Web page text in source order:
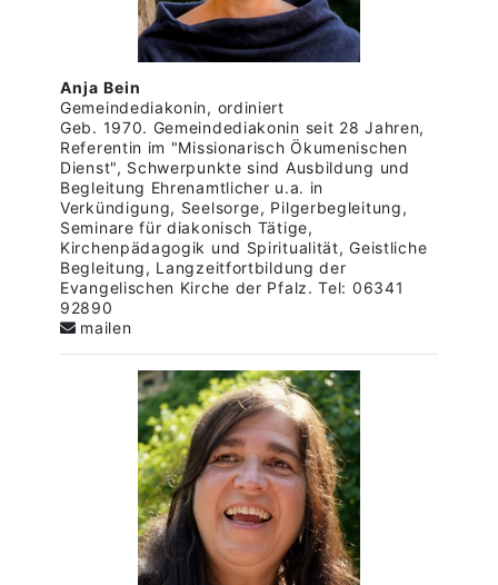
Anja Bein
Gemeindediakonin, ordiniert
Geb. 1970. Gemeindediakonin seit 28 Jahren,
Referentin im "Missionarisch Ökumenischen
Dienst", Schwerpunkte sind Ausbildung und
Begleitung Ehrenamtlicher u.a. in
Verkündigung, Seelsorge, Pilgerbegleitung,
Seminare für diakonisch Tätige,
Kirchenpädagogik und Spiritualität, Geistliche
Begleitung, Langzeitfortbildung der
Evangelischen Kirche der Pfalz. Tel: 06341
92890
mailen